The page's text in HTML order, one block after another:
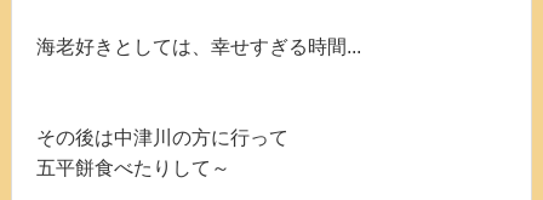
海老好きとしては、幸せすぎる時間...
その後は中津川の方に行って
五平餅食べたりして～